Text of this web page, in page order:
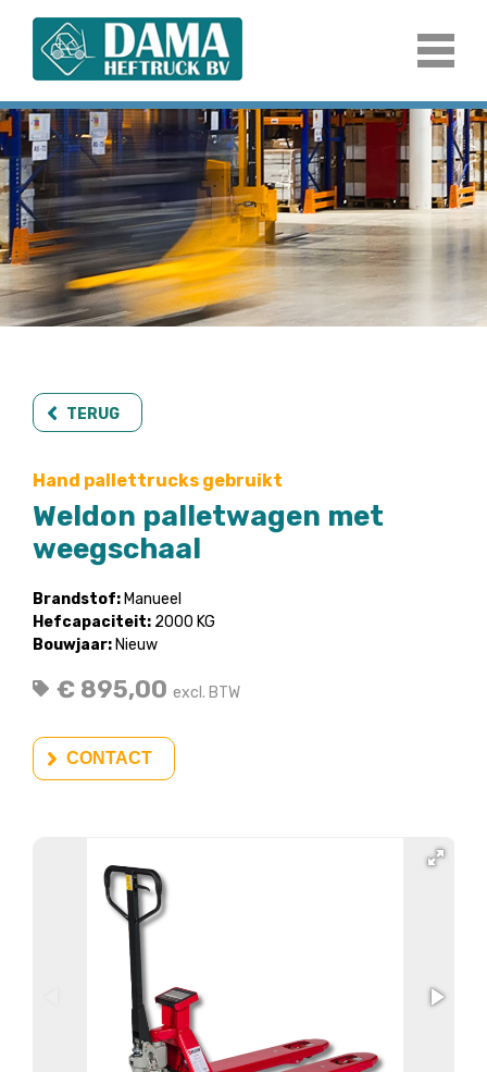
TERUG
Hand pallettrucks gebruikt
Weldon palletwagen met
weegschaal
Brandstof: Manueel
Hefcapaciteit: 2000 KG
Bouwjaar: Nieuw
€ 895,00 excl. BTW